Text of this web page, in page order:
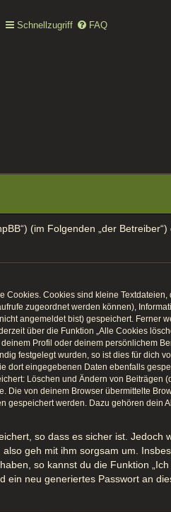
Schnellzugriff FAQ
(im Folgenden „der
Cookies. Cookies sind kleine
zugeordnet werden können),
angemeldet bist) gespeichert.
über die Funktion „Alle Cookies
Profil oder deinem persönlichem
festgelegt wurden, so ist dies für dich
dort eingegebenen Daten ebenfalls
Löschen und Ändern von
Die von deinem Browser übermittelte
werden. Dazu gehören
so dass es sicher ist.
geh mit ihm sorgsam um.
so kannst du die Funktion
neu generiertes Passwort an